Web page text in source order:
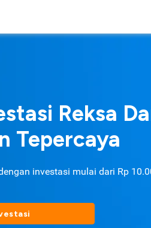
Reksa
Tepercaya
investasi mulai dari Rp